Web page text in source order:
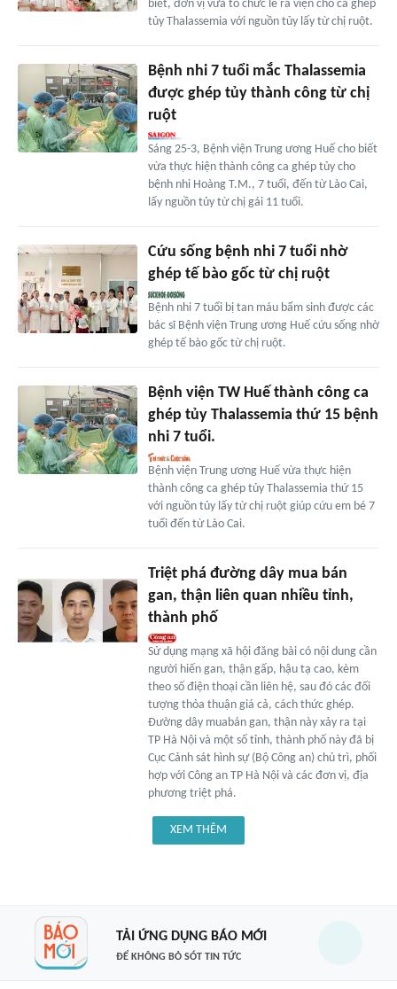
biết, đơn vị vừa tổ chức lễ ra viện cho ca ghép
tủy Thalassemia với nguồn tủy lấy từ chị ruột.
Bệnh nhi 7 tuổi mắc Thalassemia
được ghép tủy thành công từ chị
ruột
Sáng 25-3, Bệnh viện Trung ương Huế cho biết
vừa thực hiện thành công ca ghép tủy cho
bệnh nhi Hoàng T.M., 7 tuổi, đến từ Lào Cai,
lấy nguồn tủy từ chị gái 11 tuổi.
Cứu sống bệnh nhi 7 tuổi nhờ
ghép tế bào gốc từ chị ruột
Bệnh nhi 7 tuổi bị tan máu bẩm sinh được các
bác sĩ Bệnh viện Trung ương Huế cứu sống nhờ
ghép tế bào gốc từ chị ruột.
Bệnh viện TW Huế thành công ca
ghép tủy Thalassemia thứ 15 bệnh
nhi 7 tuổi.
Bệnh viện Trung ương Huế vừa thực hiện
thành công ca ghép tủy Thalassemia thứ 15
với nguồn tủy lấy từ chị ruột giúp cứu em bé 7
tuổi đến từ Lào Cai.
Triệt phá đường dây mua bán
gan, thận liên quan nhiều tỉnh,
thành phố
Sử dụng mạng xã hội đăng bài có nội dung cần
người hiến gan, thận gấp, hậu tạ cao, kèm
theo số điện thoại cần liên hệ, sau đó các đối
tượng thỏa thuận giá cả, cách thức ghép.
Đường dây muabán gan, thận này xảy ra tại
TP Hà Nội và một số tỉnh, thành phố này đã bị
Cục Cảnh sát hình sự (Bộ Công an) chủ trì, phối
hợp với Công an TP Hà Nội và các đơn vị, địa
phương triệt phá.
XEM THÊM
TẢI ỨNG DỤNG BÁO MỚI
ĐỂ KHÔNG BỎ SÓT TIN TỨC